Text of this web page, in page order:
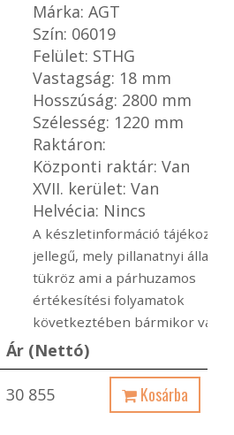
Márka: AGT
Szín: 06019
Felület: STHG
Vastagság: 18 mm
Hosszúság: 2800 mm
Szélesség: 1220 mm
Raktáron:
Központi raktár: Van
XVII. kerület: Van
Helvécia: Nincs
A készletinformáció
jellegű, mely pillanatnyi
tükröz ami a párhuzamos
értékesítési folyamatok
következtében bármikor
Ár (Nettó)
30 855 Kosárba